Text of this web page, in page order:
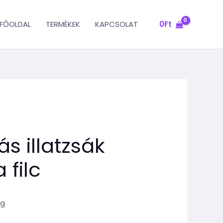
FŐOLDAL TERMÉKEK KAPCSOLAT 0Ft
illatzsák
filc